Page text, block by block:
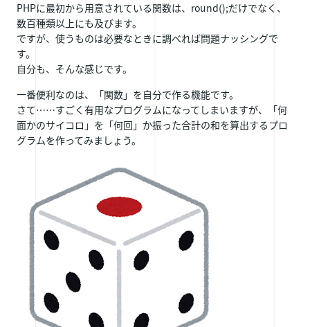
PHPに最初から用意されている関数は、round();だけでなく、
数百種類以上にも及びます。
ですが、使うものは必要なときに調べれば問題ナッシングで
す。
自分も、そんな感じです。
一番便利なのは、「関数」を自分で作る機能です。
さて……すごく有用なプログラムになってしまいますが、「何
面かのサイコロ」を「何回」か振った合計の和を算出するプロ
グラムを作ってみましょう。